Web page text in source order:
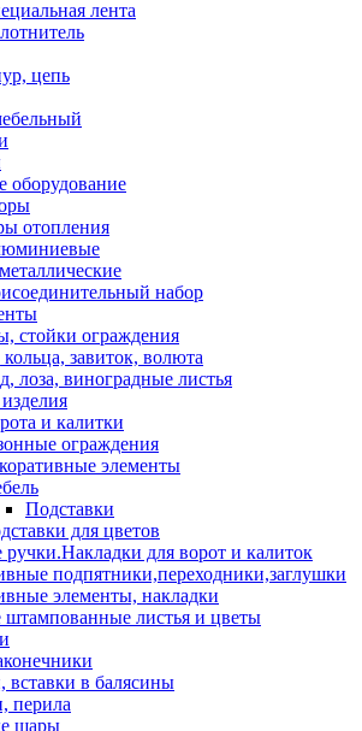
лента
цепь
оборудование
отопления
набор
стойки ограждения
завиток, волюта
лоза, виноградные листья
и калитки
ограждения
элементы
Подставки
для цветов
для ворот и калиток
подпятники,переходники,заглушки
элементы, накладки
листья и цветы
вставки в балясины
перила
шары